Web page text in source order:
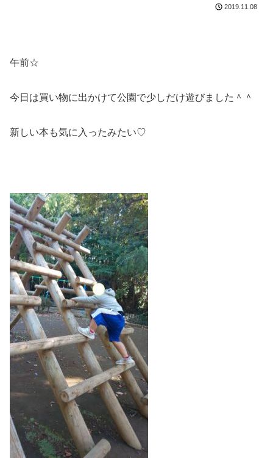
2019.11.08
午前☆
今日は買い物に出かけて公園で少しだけ遊びました＾＾
新しい本も気に入ったみたい♡